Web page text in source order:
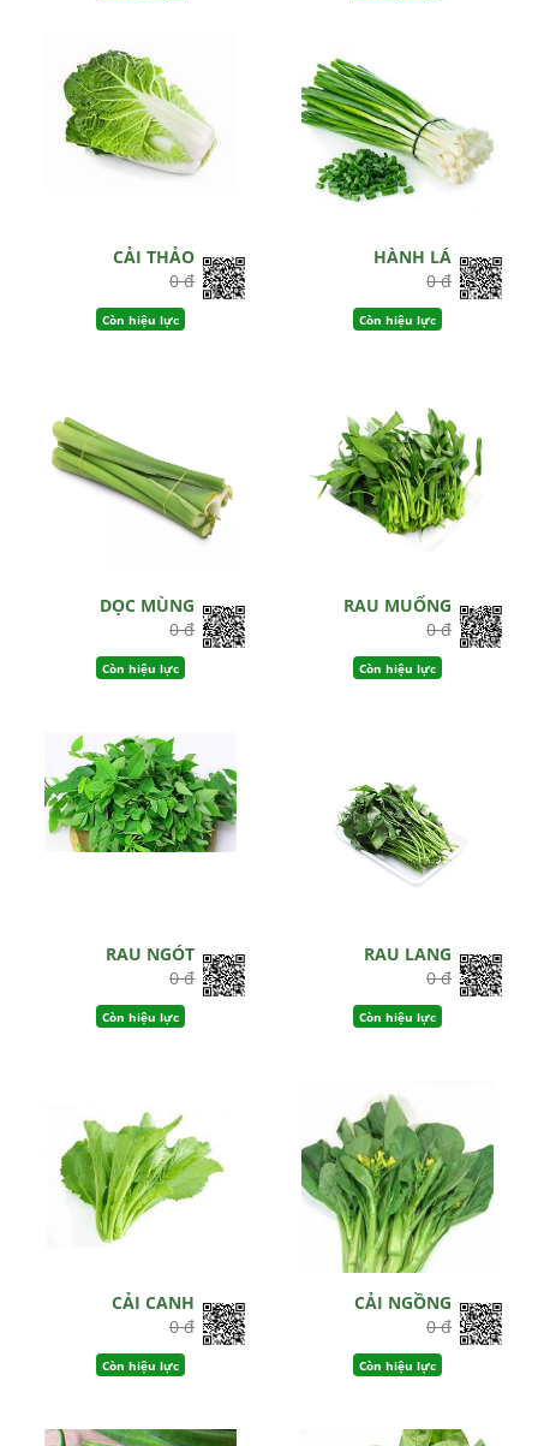
CẢI THẢO
0 đ
Còn hiệu lực
HÀNH LÁ
0 đ
Còn hiệu lực
DỌC MÙNG
0 đ
Còn hiệu lực
RAU MUỐNG
0 đ
Còn hiệu lực
RAU NGÓT
0 đ
Còn hiệu lực
RAU LANG
0 đ
Còn hiệu lực
CẢI CANH
0 đ
Còn hiệu lực
CẢI NGỒNG
0 đ
Còn hiệu lực